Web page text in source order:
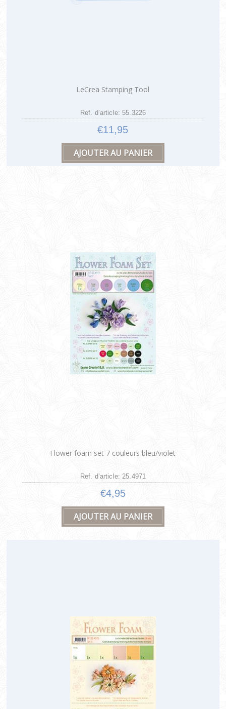
LeCrea Stamping Tool
Ref. d’article: 55.3226
€11,95
Flower foam set 7 couleurs bleu/violet
Ref. d’article: 25.4971
€4,95